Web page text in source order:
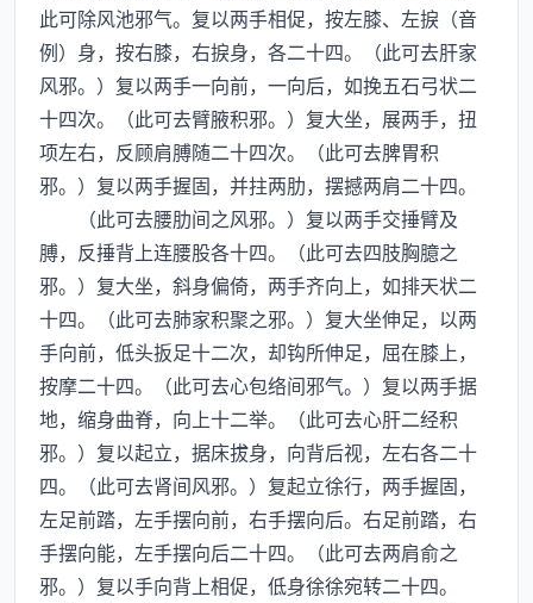
此可除风池邪气。复以两手相促，按左膝、左捩（音
例）身，按右膝，右捩身，各二十四。（此可去肝家
风邪。）复以两手一向前，一向后，如挽五石弓状二
十四次。（此可去臂腋积邪。）复大坐，展两手，扭
项左右，反顾肩膊随二十四次。（此可去脾胃积
邪。）复以两手握固，并拄两肋，摆撼两肩二十四。
（此可去腰肋间之风邪。）复以两手交捶臂及
膊，反捶背上连腰股各十四。（此可去四肢胸臆之
邪。）复大坐，斜身偏倚，两手齐向上，如排天状二
十四。（此可去肺家积聚之邪。）复大坐伸足，以两
手向前，低头扳足十二次，却钩所伸足，屈在膝上，
按摩二十四。（此可去心包络间邪气。）复以两手据
地，缩身曲脊，向上十二举。（此可去心肝二经积
邪。）复以起立，据床拔身，向背后视，左右各二十
四。（此可去肾间风邪。）复起立徐行，两手握固，
左足前踏，左手摆向前，右手摆向后。右足前踏，右
手摆向能，左手摆向后二十四。（此可去两肩俞之
邪。）复以手向背上相促，低身徐徐宛转二十四。